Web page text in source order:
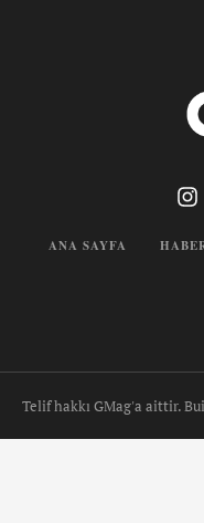
ANA SAYFA
Telif hakkı GMag'a aittir.